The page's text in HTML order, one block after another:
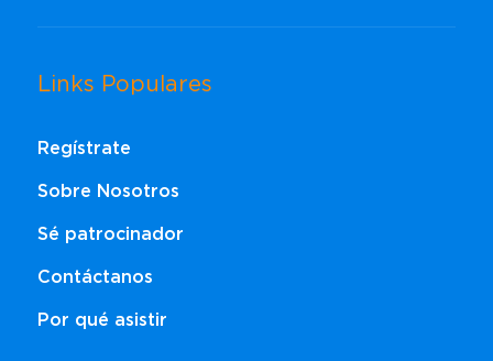
Links Populares
Regístrate
Sobre Nosotros
Sé patrocinador
Contáctanos
Por qué asistir